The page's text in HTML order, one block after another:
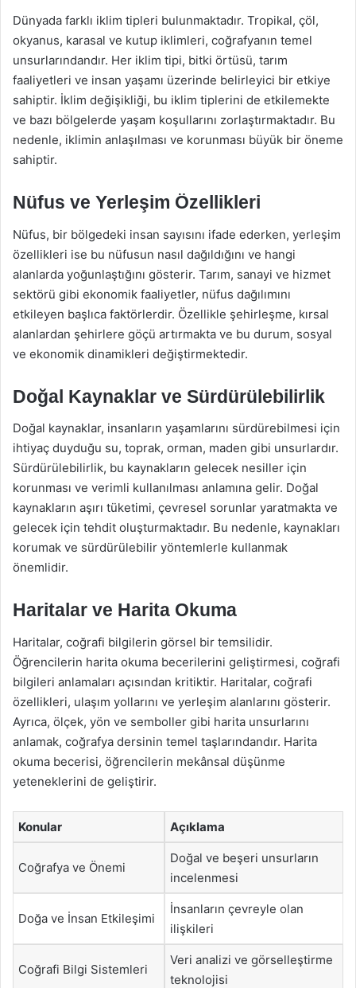
Dünyada farklı iklim tipleri bulunmaktadır. Tropikal, çöl,
okyanus, karasal ve kutup iklimleri, coğrafyanın temel
unsurlarındandır. Her iklim tipi, bitki örtüsü, tarım
faaliyetleri ve insan yaşamı üzerinde belirleyici bir etkiye
sahiptir. İklim değişikliği, bu iklim tiplerini de etkilemekte
ve bazı bölgelerde yaşam koşullarını zorlaştırmaktadır. Bu
nedenle, iklimin anlaşılması ve korunması büyük bir öneme
sahiptir.
Nüfus ve Yerleşim Özellikleri
Nüfus, bir bölgedeki insan sayısını ifade ederken, yerleşim
özellikleri ise bu nüfusun nasıl dağıldığını ve hangi
alanlarda yoğunlaştığını gösterir. Tarım, sanayi ve hizmet
sektörü gibi ekonomik faaliyetler, nüfus dağılımını
etkileyen başlıca faktörlerdir. Özellikle şehirleşme, kırsal
alanlardan şehirlere göçü artırmakta ve bu durum, sosyal
ve ekonomik dinamikleri değiştirmektedir.
Doğal Kaynaklar ve Sürdürülebilirlik
Doğal kaynaklar, insanların yaşamlarını sürdürebilmesi için
ihtiyaç duyduğu su, toprak, orman, maden gibi unsurlardır.
Sürdürülebilirlik, bu kaynakların gelecek nesiller için
korunması ve verimli kullanılması anlamına gelir. Doğal
kaynakların aşırı tüketimi, çevresel sorunlar yaratmakta ve
gelecek için tehdit oluşturmaktadır. Bu nedenle, kaynakları
korumak ve sürdürülebilir yöntemlerle kullanmak
önemlidir.
Haritalar ve Harita Okuma
Haritalar, coğrafi bilgilerin görsel bir temsilidir.
Öğrencilerin harita okuma becerilerini geliştirmesi, coğrafi
bilgileri anlamaları açısından kritiktir. Haritalar, coğrafi
özellikleri, ulaşım yollarını ve yerleşim alanlarını gösterir.
Ayrıca, ölçek, yön ve semboller gibi harita unsurlarını
anlamak, coğrafya dersinin temel taşlarındandır. Harita
okuma becerisi, öğrencilerin mekânsal düşünme
yeteneklerini de geliştirir.
Konular Açıklama
Coğrafya ve Önemi
Doğal ve beşeri unsurların
incelenmesi
Doğa ve İnsan Etkileşimi
İnsanların çevreyle olan
ilişkileri
Coğrafi Bilgi Sistemleri
Veri analizi ve görselleştirme
teknolojisi